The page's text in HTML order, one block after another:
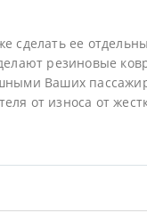
ее
резиновые
Ваших
от износа от